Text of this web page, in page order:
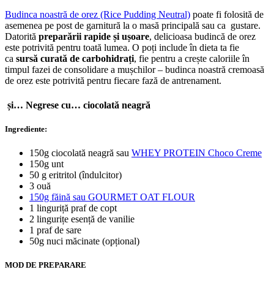
Budinca noastră de orez (Rice Pudding Neutral) poate fi folosită de
asemenea pe post de garnitură la o masă principală sau ca gustare.
Datorită preparării rapide și ușoare, delicioasa budincă de orez
este potrivită pentru toată lumea. O poți include în dieta ta fie
ca sursă curată de carbohidrați, fie pentru a crește caloriile în
timpul fazei de consolidare a mușchilor – budinca noastră cremoasă
de orez este potrivită pentru fiecare fază de antrenament.
și… Negrese cu… ciocolată neagră
Ingrediente:
150g ciocolată neagră sau WHEY PROTEIN Choco Creme
150g unt
50 g eritritol (îndulcitor)
3 ouă
150g făină sau GOURMET OAT FLOUR
1 linguriță praf de copt
2 lingurițe esență de vanilie
1 praf de sare
50g nuci măcinate (opțional)
MOD DE PREPARARE